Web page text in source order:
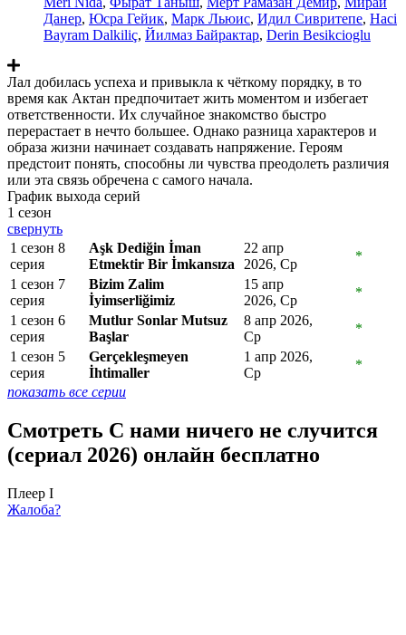
Данер, Юсра Гейик, Марк Льюис, Идил Сивритепе, Haci
Bayram Dalkiliç, Йилмаз Байрактар, Derin Besikcioglu
Лал добилась успеха и привыкла к чёткому порядку, в то
время как Актан предпочитает жить моментом и избегает
ответственности. Их случайное знакомство быстро
перерастает в нечто большее. Однако разница характеров и
образа жизни начинает создавать напряжение. Героям
предстоит понять, способны ли чувства преодолеть различия
или эта связь обречена с самого начала.
График выхода серий
1 сезон
свернуть
1 сезон 8
серия
Aşk Dediğin İman
Etmektir Bir İmkansıza
22 апр
2026, Ср
*
1 сезон 7
серия
Bizim Zalim
İyimserliğimiz
15 апр
2026, Ср
*
1 сезон 6
серия
Mutlur Sonlar Mutsuz
Başlar
8 апр 2026,
Ср
*
1 сезон 5
серия
Gerçekleşmeyen
İhtimaller
1 апр 2026,
Ср
*
показать все серии
Смотреть С нами ничего не случится
(сериал 2026) онлайн бесплатно
Плеер I
Жалоба?